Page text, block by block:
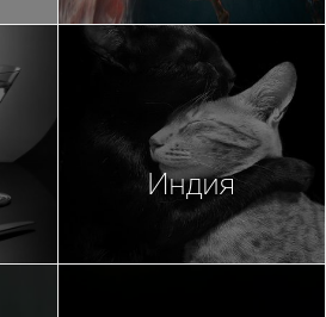
Индия